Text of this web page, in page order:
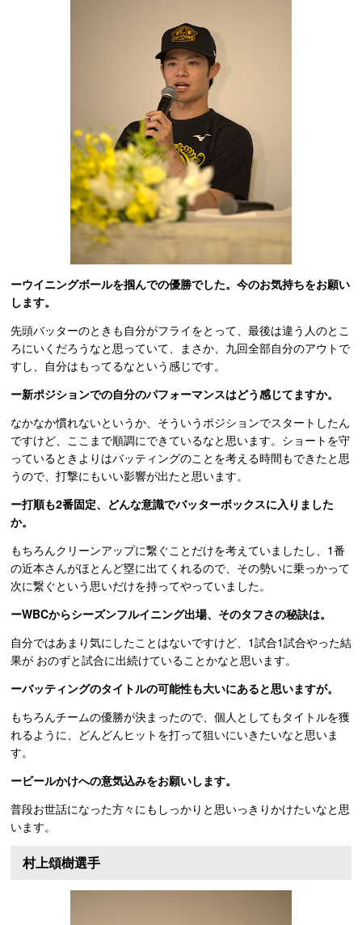
ーウイニングボールを掴んでの優勝でした。今のお気持ちをお願い
します。
先頭バッターのときも自分がフライをとって、最後は違う人のとこ
ろにいくだろうなと思っていて、まさか、九回全部自分のアウトで
すし、自分はもってるなという感じです。
ー新ポジションでの自分のパフォーマンスはどう感じてますか。
なかなか慣れないというか、そういうポジションでスタートしたん
ですけど、ここまで順調にできているなと思います。ショートを守
っているときよりはバッティングのことを考える時間もできたと思
うので、打撃にもいい影響が出たと思います。
ー打順も2番固定、どんな意識でバッターボックスに入りました
か。
もちろんクリーンアップに繋ぐことだけを考えていましたし、1番
の近本さんがほとんど塁に出てくれるので、その勢いに乗っかって
次に繋ぐという思いだけを持ってやっていました。
ーWBCからシーズンフルイニング出場、そのタフさの秘訣は。
自分ではあまり気にしたことはないですけど、1試合1試合やった結
果が おのずと試合に出続けていることかなと思います。
ーバッティングのタイトルの可能性も大いにあると思いますが。
もちろんチームの優勝が決まったので、個人としてもタイトルを獲
れるように、どんどんヒットを打って狙いにいきたいなと思いま
す。
ービールかけへの意気込みをお願いします。
普段お世話になった方々にもしっかりと思いっきりかけたいなと思
います。
村上頌樹選手